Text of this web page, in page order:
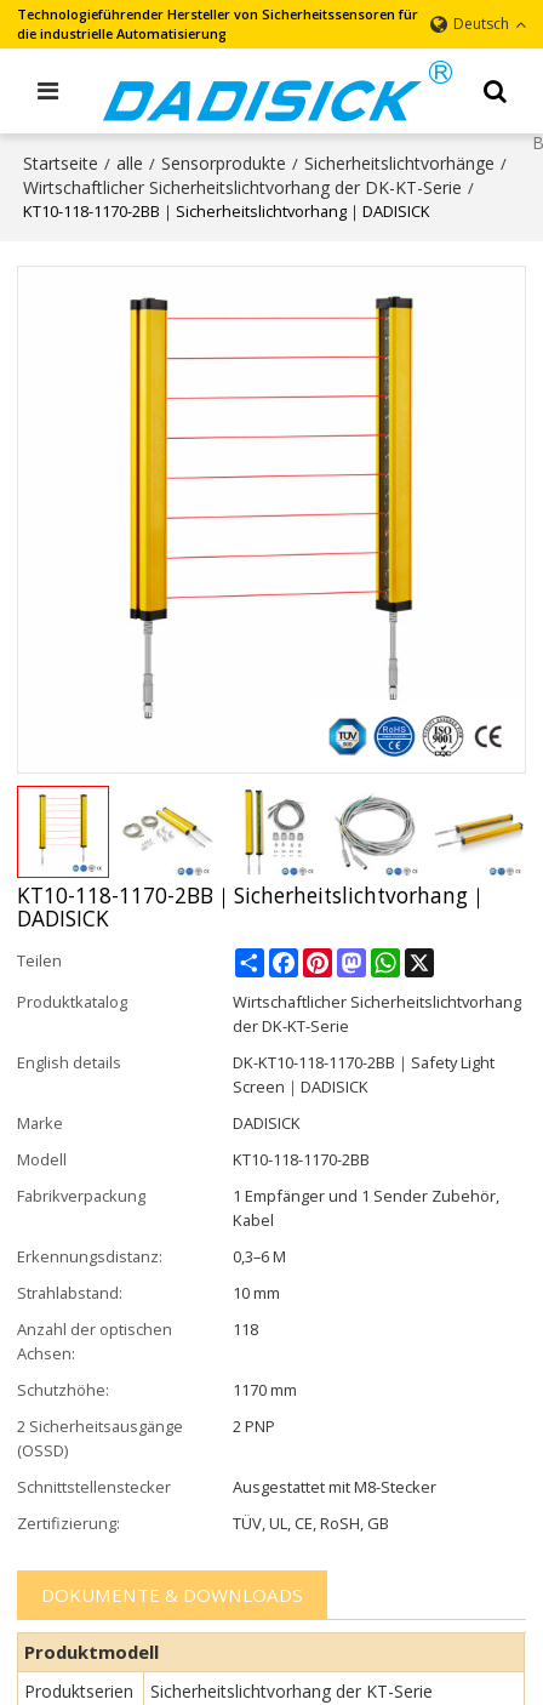
Technologieführender Hersteller von Sicherheitssensoren für
die industrielle Automatisierung
Deutsch
Startseite / alle / Sensorprodukte / Sicherheitslichtvorhänge /
Wirtschaftlicher Sicherheitslichtvorhang der DK-KT-Serie /
KT10-118-1170-2BB｜Sicherheitslichtvorhang｜DADISICK
KT10-118-1170-2BB｜Sicherheitslichtvorhang｜
DADISICK
Teilen ShareFacebookPinterestMastodonWhatsApp
Produktkatalog
Wirtschaftlicher Sicherheitslichtvorhang
der DK-KT-Serie
English details
DK-KT10-118-1170-2BB｜Safety Light
Screen｜DADISICK
Marke
DADISICK
Modell
KT10-118-1170-2BB
Fabrikverpackung
1 Empfänger und 1 Sender Zubehör,
Kabel
Erkennungsdistanz:
0,3–6 M
Strahlabstand:
10 mm
Anzahl der optischen
Achsen:
118
Schutzhöhe:
1170 mm
2 Sicherheitsausgänge
(OSSD)
2 PNP
Schnittstellenstecker
Ausgestattet mit M8-Stecker
Zertifizierung:
TÜV, UL, CE, RoSH, GB
DOKUMENTE & DOWNLOADS
Produktmodell
Produktserien
Sicherheitslichtvorhang der KT-Serie